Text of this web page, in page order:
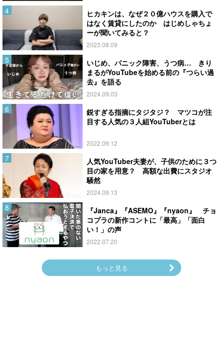
ヒカキンは、なぜ２０億ハウスを購入で
はなく賃貸にしたのか はじめしゃちょ
ーが聞いてみると？
2023.08.09
いじめ、パニック障害、うつ病… きり
まるがYouTubeを始める前の『つらい過
去』を語る
2024.09.03
鋭すぎる指摘にタジタジ？ マツコが注
目する人気の３人組YouTuberとは
2022.09.12
人気YouTuber夫妻が、子供のために３つ
目の家を用意？ 高額な出費にスタジオ
騒然
2024.09.13
『Janca』『ASEMO』『nyaon』 チョ
コプラの新作コントに「最高」「面白
い！」の声
2022.07.20
もっと見る